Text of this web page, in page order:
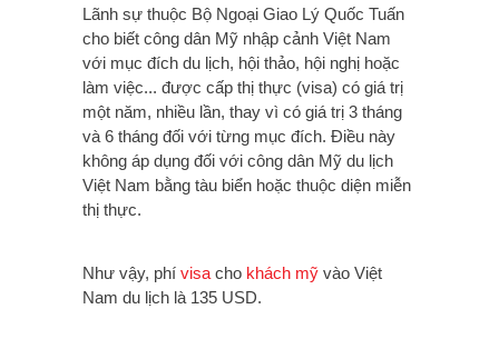
Lãnh sự thuộc Bộ Ngoại Giao Lý Quốc Tuấn
cho biết công dân Mỹ nhập cảnh Việt Nam
với mục đích du lịch, hội thảo, hội nghị hoặc
làm việc... được cấp thị thực (visa) có giá trị
một năm, nhiều lần, thay vì có giá trị 3 tháng
và 6 tháng đối với từng mục đích. Điều này
không áp dụng đối với công dân Mỹ du lịch
Việt Nam bằng tàu biển hoặc thuộc diện miễn
thị thực.
Như vậy, phí visa cho khách mỹ vào Việt
Nam du lịch là 135 USD.